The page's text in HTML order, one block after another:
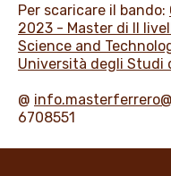
Per scaricare il bando:
2023 - Master di II
Science and
Università degli Studi
@
6708551